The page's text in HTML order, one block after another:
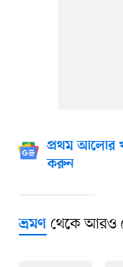
প্রথম আলোর
করুন
ভ্রমণথেকে আরও